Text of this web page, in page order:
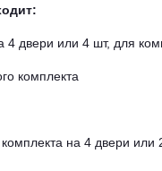
двери или 4 шт, для
комплекта
на 4 двери или